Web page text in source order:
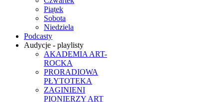
Piątek
Sobota
Niedziela
Podcasty
Audycje - playlisty
AKADEMIA ART-
ROCKA
PRORADIOWA
PŁYTOTEKA
ZAGINIENI
PIONIERZY ART